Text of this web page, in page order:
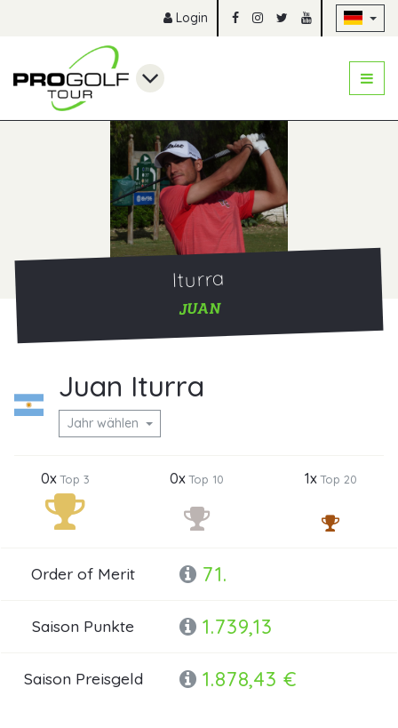
Login
Iturra
JUAN
Juan Iturra
Jahr wählen
0xTop 3 0xTop 10 1xTop 20
Order of Merit 71.
Saison Punkte 1.739,13
Saison Preisgeld 1.878,43 €